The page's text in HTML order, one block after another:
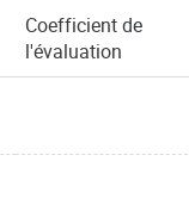
Coefficient de
l'évaluation